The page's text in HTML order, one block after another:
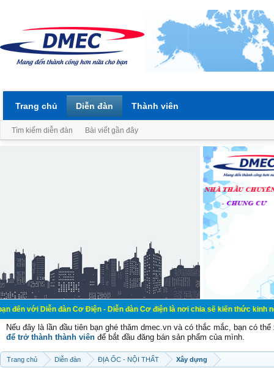
đàn Cơ Điện - Diễn đàn Cơ điện là nơi chia sẽ kiến thức kinh nghiệm
Nếu đây là lần đầu tiên bạn ghé thăm dmec.vn và có thắc mắc, bạn có
để trở thành thành viên để bắt đầu đăng bán sản phẩm của mình.
Trang chủ Diễn đàn ĐỊA ỐC - NỘI THẤT Xây dựng
Trang chủ Diễn đàn
Tìm kiếm diễn đàn Bài viết gần đây
Thành viên